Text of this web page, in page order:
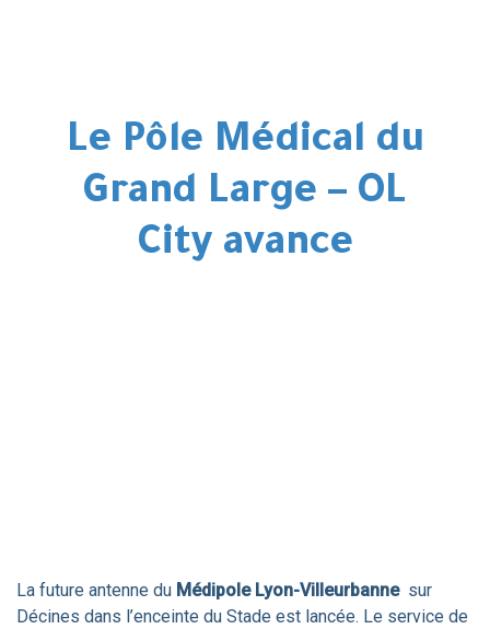
Le Pôle Médical du
Grand Large – OL
Cityavance
La future antenne du Médipole Lyon-Villeurbannesur
Décines dans l’enceinte du Stade est lancée. Le service de